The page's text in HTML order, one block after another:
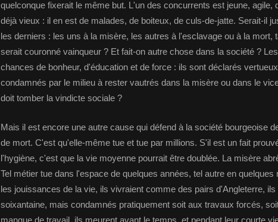
quelconque fixerait le même but. L'un des concurrents est jeune, agile,
déjà vieux : il en est de malades, de boiteux, de culs-de-jatte. Serait-il
les derniers : les uns à la misère, les autres à l'esclavage ou à la mort,
serait couronné vainqueur ? Et fait-on autre chose dans la société ?
chances de bonheur, d'éducation et de force : ils sont déclarés
condamnés par le milieu à rester vautrés dans la misère ou dans le
doit tomber la vindicte sociale ?
Mais il est encore une autre cause qui défend à la société bourgeoise
de mort. C'est qu'elle-même tue et tue par millions. S'il est un fait
l'hygiène, c'est que la vie moyenne pourrait être doublée. La misère
Tel métier tue dans l'espace de quelques années, tel autre en
les jouissances de la vie, ils vivraient comme des pairs d'Angleterre,
soixantaine, mais condamnés pratiquement soit aux travaux forcés,
manque de travail, ils meurent avant le temps, et pendant leur courte